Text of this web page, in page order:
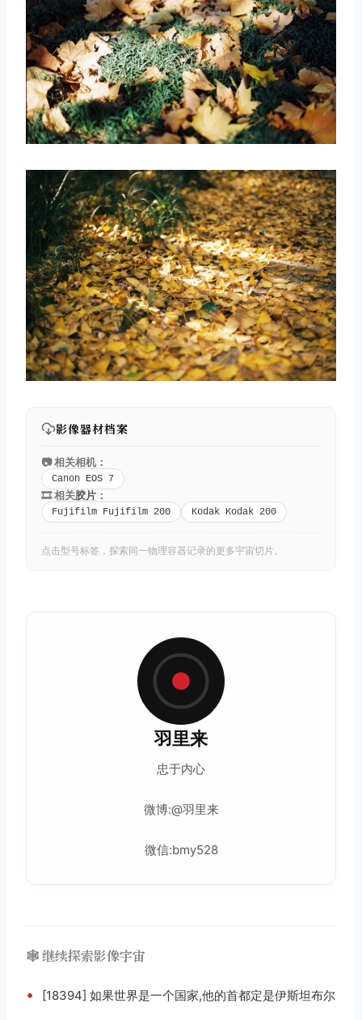
影像器材档案
📷 相关相机：
Canon EOS 7
🎞️ 相关胶片 ：
Fujifilm Fujifilm 200 Kodak Kodak 200
点击型号标签，探索同一物理容器记录的更多宇宙切片。
羽里来
忠于内心
微博:@羽里来
微信:bmy528
🕸️ 继续探索影像宇宙
• [18394] 如果世界是一个国家,他的首都定是伊斯坦布尔
取消 搜索